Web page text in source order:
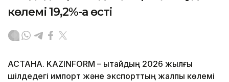
көлемі 19,2%-ға өсті
АСТАНА. KAZINFORM – Қытайдың 2026 жылғы
шілдедегі импорт және экспорттың жалпы көлемі